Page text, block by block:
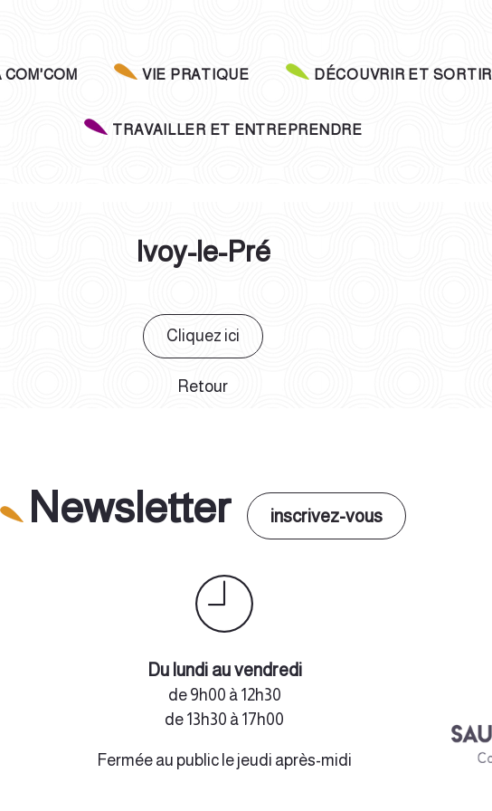
COM'COM VIE PRATIQUE DÉCOUVRIR ET SORTIR
TRAVAILLER ET ENTREPRENDRE
Ivoy-le-Pré
Cliquez ici
Retour
Newsletter inscrivez-vous
Du lundi au vendredi
de 9h00 à 12h30
de 13h30 à 17h00
Fermée au public le jeudi après-midi